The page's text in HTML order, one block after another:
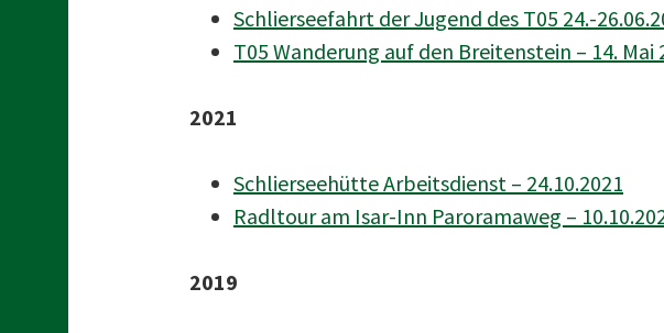
Schlierseefahrt der Jugend des T05 24.-
T05 Wanderung auf den Breitenstein – 14. Mai
2021
Schlierseehütte Arbeitsdienst – 24.10.2021
Radltour am Isar-Inn Paroramaweg –
2019